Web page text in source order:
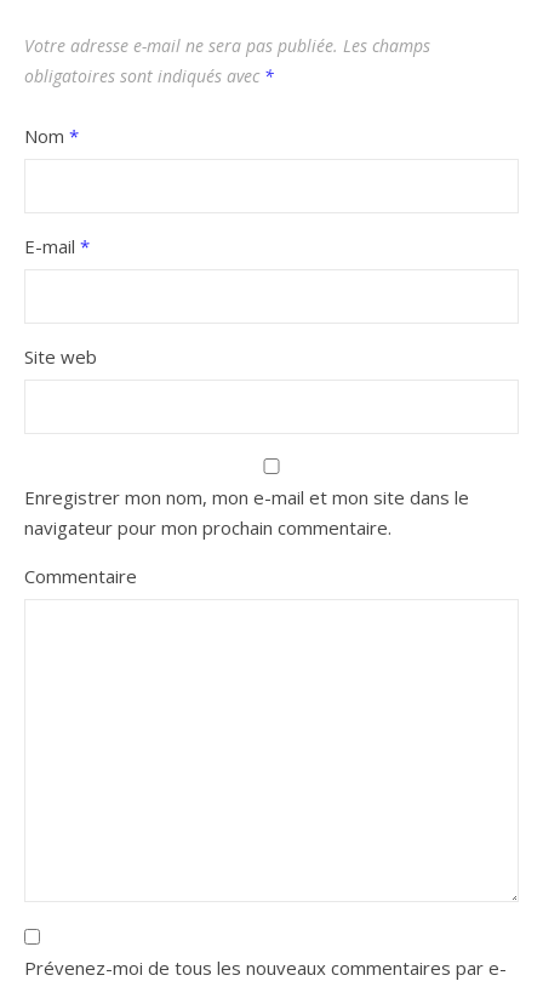
Votre adresse e-mail ne sera pas publiée. Les champs
obligatoires sont indiqués avec *
Nom *
E-mail *
Site web
Enregistrer mon nom, mon e-mail et mon site dans le
navigateur pour mon prochain commentaire.
Commentaire
Prévenez-moi de tous les nouveaux commentaires par e-